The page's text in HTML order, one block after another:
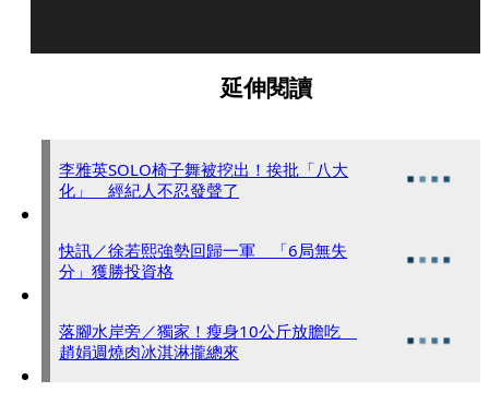
延伸閱讀
李雅英SOLO椅子舞被挖出！挨批「八大
化」 經紀人不忍發聲了
快訊／徐若熙強勢回歸一軍 「6局無失
分」獲勝投資格
落腳水岸旁／獨家！瘦身10公斤放膽吃
趙娟週燒肉冰淇淋攏總來